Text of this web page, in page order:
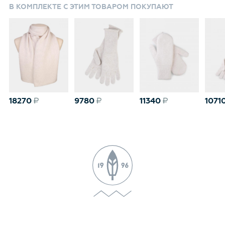
В КОМПЛЕКТЕ С ЭТИМ ТОВАРОМ ПОКУПАЮТ
18270 9780 11340